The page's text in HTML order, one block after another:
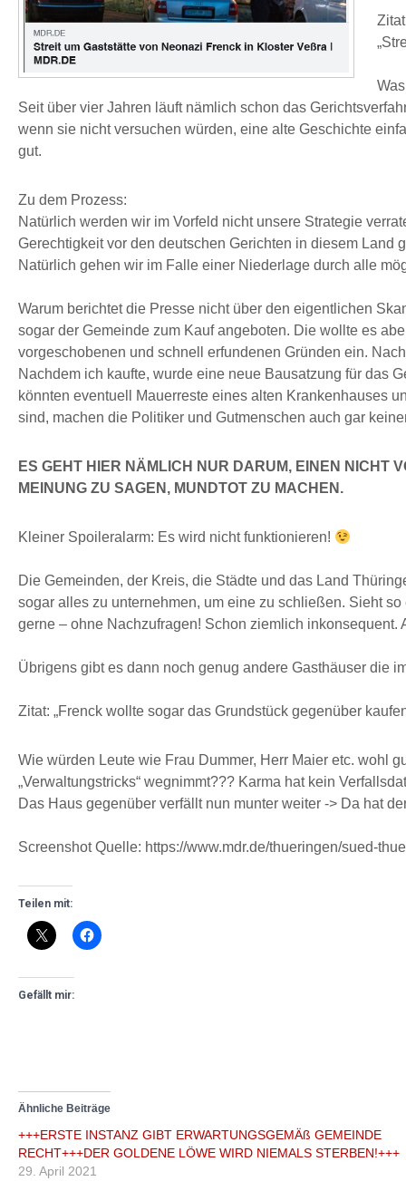
Seit über vier Jahren läuft nämlich schon das
wenn sie nicht versuchen würden, eine alte Geschichte
gut.
Zu dem Prozess:
Natürlich werden wir im Vorfeld nicht unsere Strategie
Gerechtigkeit vor den deutschen Gerichten in diesem Land
Natürlich gehen wir im Falle einer Niederlage durch alle
Warum berichtet die Presse nicht über den eigentlichen
sogar der Gemeinde zum Kauf angeboten. Die wollte es
vorgeschobenen und schnell erfundenen Gründen ein.
Nachdem ich kaufte, wurde eine neue Bausatzung für das
könnten eventuell Mauerreste eines alten Krankenhauses
sind, machen die Politiker und Gutmenschen auch gar
ES GEHT HIER NÄMLICH NUR DARUM, EINEN NICHT
MEINUNG ZU SAGEN, MUNDTOT ZU MACHEN.
Kleiner Spoileralarm: Es wird nicht funktionieren!
Die Gemeinden, der Kreis, die Städte und das Land
sogar alles zu unternehmen, um eine zu schließen. Sieht
gerne – ohne Nachzufragen! Schon ziemlich inkonsequent.
Übrigens gibt es dann noch genug andere Gasthäuser die
Zitat: „Frenck wollte sogar das Grundstück gegenüber
Wie würden Leute wie Frau Dummer, Herr Maier etc. wohl
„Verwaltungstricks“ wegnimmt??? Karma hat kein
Das Haus gegenüber verfällt nun munter weiter -> Da hat
Screenshot Quelle: https://www.mdr.de/thueringen/sued-
Teilen mit:
Gefällt mir:
Ähnliche Beiträge
+++ERSTE INSTANZ GIBT ERWARTUNGSGEMÄß GEMEINDE
RECHT+++DER GOLDENE LÖWE WIRD NIEMALS STERBEN!+++
29. April 2021